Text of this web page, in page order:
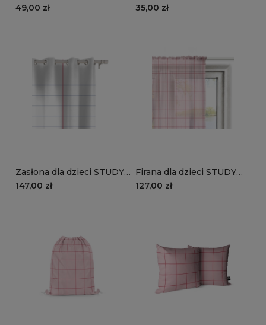
STUDY STYLE wzór TN05
49,00 zł
STUDY STYLE wzór TN05
35,00 zł
Zasłona dla dzieci STUDY
STYLE wzór TN05 | zeszyt
147,00 zł
Firana dla dzieci STUDY
STYLE wzór TN04 | zeszyt
127,00 zł